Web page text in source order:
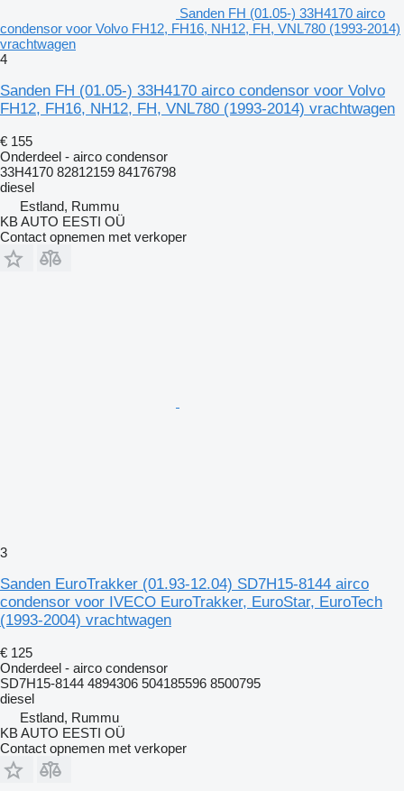
Sanden FH (01.05-) 33H4170 airco
condensor voor Volvo FH12, FH16, NH12, FH, VNL780 (1993-2014)
vrachtwagen
4
Sanden FH (01.05-) 33H4170 airco condensor voor Volvo
FH12, FH16, NH12, FH, VNL780 (1993-2014) vrachtwagen
€ 155
Onderdeel - airco condensor
33H4170 82812159 84176798
diesel
Estland, Rummu
KB AUTO EESTI OÜ
Contact opnemen met verkoper
3
Sanden EuroTrakker (01.93-12.04) SD7H15-8144 airco
condensor voor IVECO EuroTrakker, EuroStar, EuroTech
(1993-2004) vrachtwagen
€ 125
Onderdeel - airco condensor
SD7H15-8144 4894306 504185596 8500795
diesel
Estland, Rummu
KB AUTO EESTI OÜ
Contact opnemen met verkoper